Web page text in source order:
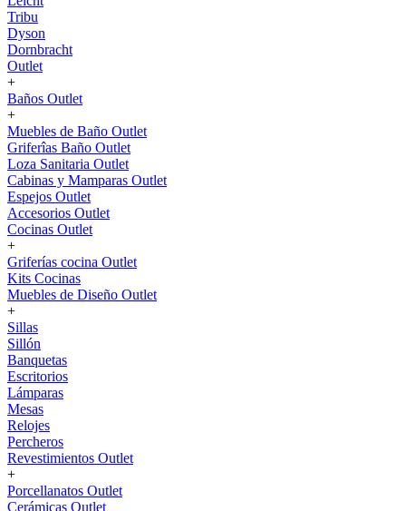
Tribu
Dyson
Dornbracht
Outlet
+
Baños Outlet
+
Muebles de Baño Outlet
Griferîas Baño Outlet
Loza Sanitaria Outlet
Cabinas y Mamparas Outlet
Espejos Outlet
Accesorios Outlet
Cocinas Outlet
+
Griferías cocina Outlet
Kits Cocinas
Muebles de Diseño Outlet
+
Sillas
Sillón
Banquetas
Escritorios
Lámparas
Mesas
Relojes
Percheros
Revestimientos Outlet
+
Porcellanatos Outlet
Cerámicas Outlet